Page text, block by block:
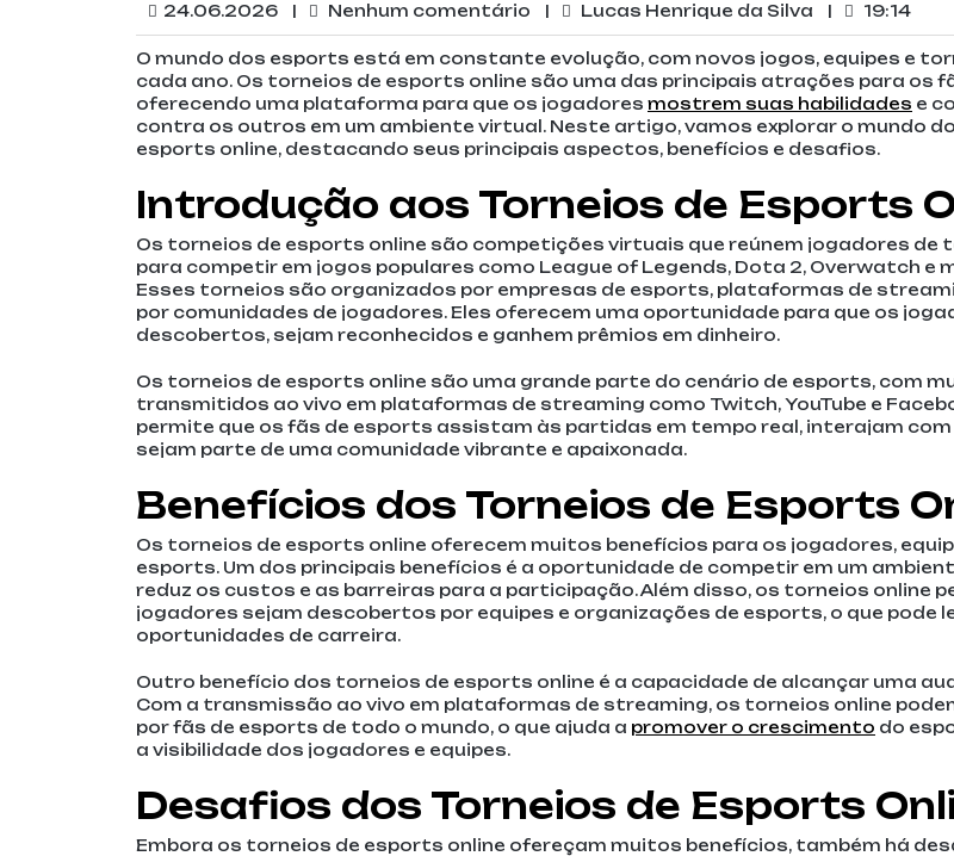
24.06.2026 | Nenhum comentário | Lucas Henrique da Silva | 19:14
O mundo dos esports está em constante evolução, com novos jogos, equipes e
cada ano. Os torneios de esports online são uma das principais atrações para os
oferecendo uma plataforma para que os jogadores mostrem suas habilidades e
contra os outros em um ambiente virtual. Neste artigo, vamos explorar o mundo
esports online, destacando seus principais aspectos, benefícios e desafios.
Introdução aos Torneios de Esports
Os torneios de esports online são competições virtuais que reúnem jogadores de
para competir em jogos populares como League of Legends, Dota 2, Overwatch e
Esses torneios são organizados por empresas de esports, plataformas de
por comunidades de jogadores. Eles oferecem uma oportunidade para que os
descobertos, sejam reconhecidos e ganhem prêmios em dinheiro.
Os torneios de esports online são uma grande parte do cenário de esports, com
transmitidos ao vivo em plataformas de streaming como Twitch, YouTube e
permite que os fãs de esports assistam às partidas em tempo real, interajam com
sejam parte de uma comunidade vibrante e apaixonada.
Benefícios dos Torneios de Esports
Os torneios de esports online oferecem muitos benefícios para os jogadores,
esports. Um dos principais benefícios é a oportunidade de competir em um
reduz os custos e as barreiras para a participação. Além disso, os torneios online
jogadores sejam descobertos por equipes e organizações de esports, o que pode
oportunidades de carreira.
Outro benefício dos torneios de esports online é a capacidade de alcançar uma
Com a transmissão ao vivo em plataformas de streaming, os torneios online
por fãs de esports de todo o mundo, o que ajuda a promover o crescimento do
a visibilidade dos jogadores e equipes.
Desafios dos Torneios de Esports
Embora os torneios de esports online ofereçam muitos benefícios, também há